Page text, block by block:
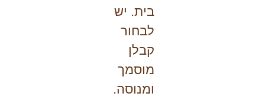
בית. יש
לבחור
קבלן
מוסמך
ומנוסה.